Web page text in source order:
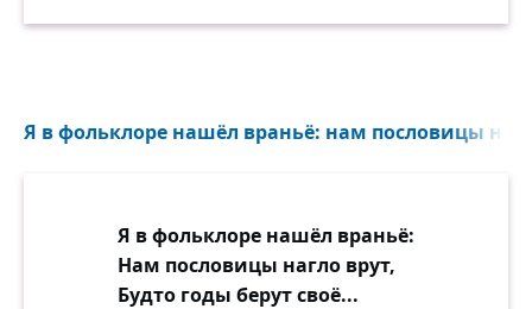
Я в фольклоре нашёл враньё: нам пословицы
Я в фольклоре нашёл враньё:
Нам пословицы нагло врут,
Будто годы берут своё...